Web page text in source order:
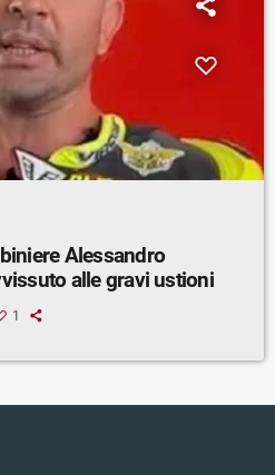
Alessandro
alle gravi ustioni
1